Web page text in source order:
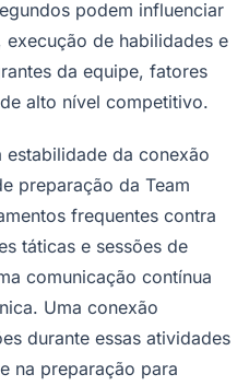
podem influenciar
de habilidades e
da equipe, fatores
alto nível competitivo.
da conexão
preparação da Team
frequentes contra
táticas e sessões de
comunicação contínua
Uma conexão
durante essas atividades
na preparação para